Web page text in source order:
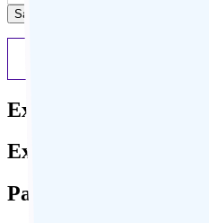
Expertise locale
Expérience sur-mesure
Paiement sécurisé